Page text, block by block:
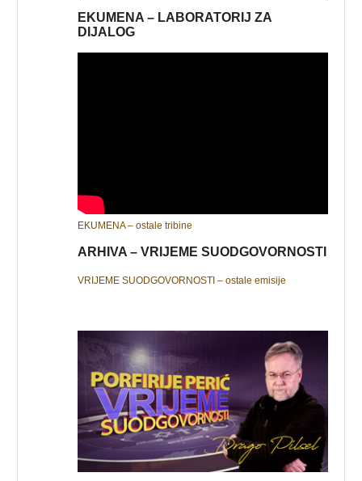
EKUMENA – LABORATORIJ ZA
DIJALOG
EKUMENA – ostale tribine
ARHIVA – VRIJEME SUODGOVORNOSTI
VRIJEME SUODGOVORNOSTI – ostale emisije